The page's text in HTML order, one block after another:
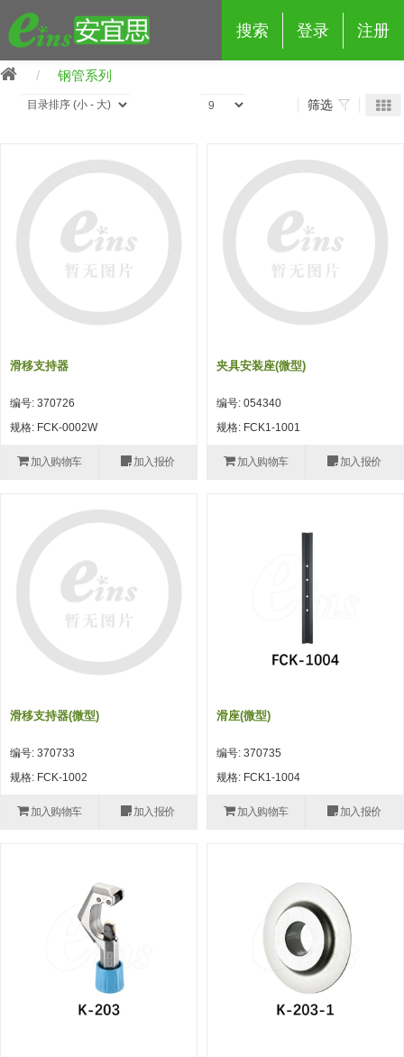
搜索 登录 注册
钢管系列
筛选
滑移支持器
编号: 370726
规格: FCK-0002W
加入购物车 加入报价
夹具安装座(微型)
编号: 054340
规格: FCK1-1001
加入购物车 加入报价
滑移支持器(微型)
编号: 370733
规格: FCK-1002
加入购物车 加入报价
滑座(微型)
编号: 370735
规格: FCK1-1004
加入购物车 加入报价
eins夹具治具配件
夹具交换 (210)
抓取 (264)
吸着 (519)
剪切 (171)
框架・模组 (427)
配管部品・传感器 (188)
轻量化·树脂部品 (18)
自动化 (2)
夹具交换
手动夹具交换 (15)
自动交换系统 (14)
(139)
自动夹具交换(多关节机器人用)
手动夹具交换
手动型快速交换用夹具 (15)
自动交换系统
自动型快速交换用夹具 (59)
自动型快速交换用夹具-配件 (80)
自动夹具交换(多关节机器人用)
自动型快速交换用夹具(多关节机
抓取
微型气缸用配件 (45)
矩形气缸用配件 (8)
水口夹具 (83)
机能夹具 (53)
缓冲材料 (7)
吸着
吸盘 (356)
吸着金具 (120)
其他真空配件 (42)
吸盘(嵌入式) (52)
吸盘(螺丝固定式) (6)
吸盘(TR&TRN) (63)
吸盘(附海绵) (10)
吸盘用配件(EP海绵、静电消除片)
(12)
带金具吸盘(扁平真空式) (30)
带金具吸盘(长圆式) (16)
带金具吸盘(波纹管式1.5段) (19)
吸盘(薄钢板用) (7)
交换用吸盘 (85)
吸着金具
吸着金具(细微型、微型) (30)
吸着金具(大型) (8)
吸着金具(附保持机能) (2)
防转式金具(细微型、微型、小型)
固定式/微型气缸用/调整器(其他)
其他真空配件
真空发生器、过滤器、确认阀 (14)
气剪 (171)
框架・模组
钢管系列 (265)
型材系列・立体框架SUS (143)
标准夹具 (7)
钢管系列
钢管系列SUS钢管 (0)
钢管端盖，钢管切割器，夹持器
连接块/支架 (160)
基础框架 (47)
夹取模组 (28)
型材系列・立体框架SUS
立体框架铝型材 (9)
连接块组件 (5)
配管部品・传感器 (154)
其它商品 (20)
配管部品・传感器
垫圈・气管接头・微型接头 (12)
螺丝・螺母・垫片 (12)
其它非目录商品 (8)
轻量化·树脂部品
轻量化·树脂部品(微型气缸) (2)
手动型快速交换用夹具